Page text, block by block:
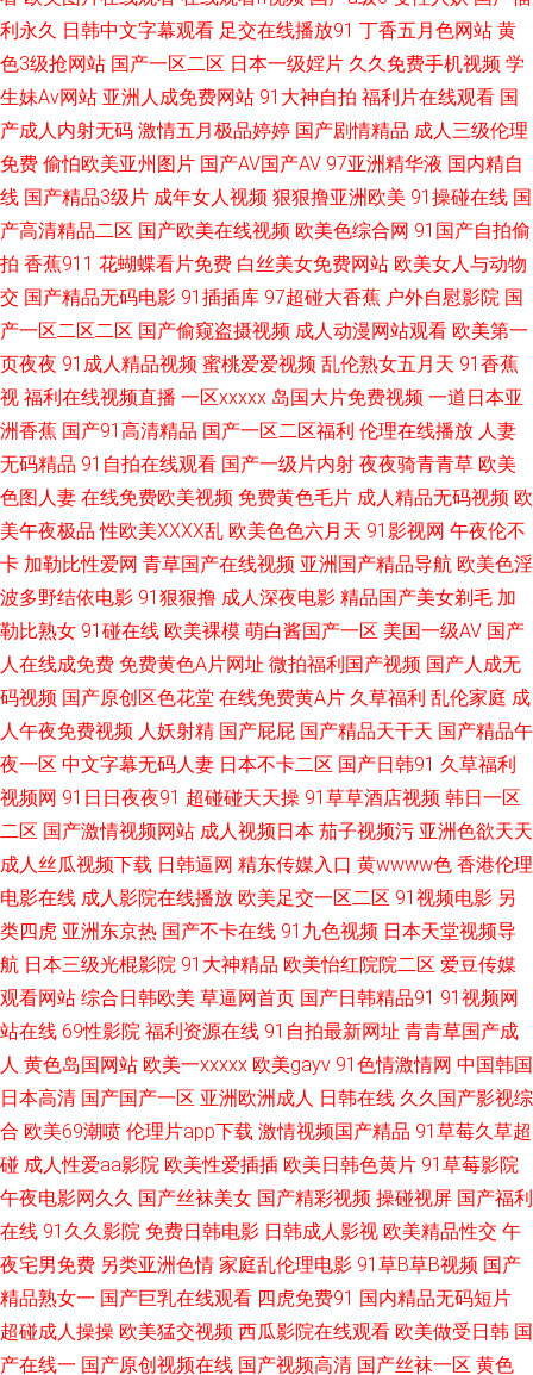
91超碰人人艹 大香蕉大香蕉伊人天美 日本成人内射 97人妻中文字幕总站 日
韩无码一二一三 91青青草青娱乐分类 久草男人av天堂 先锋午夜AV 五月天资
源网 欧美青娇喷水免费视频 先锋无码中文 欧日美一本道 91N综合视频 大香
蕉伊综 人妻精品一国产 91看片网站 国产精品白丝成人在线 婷婷久久一区 91
12A区 日韩福利网址大全 91国内大片 成人中出色色 免费久草网站 91av赵恩
静 av无码先锋 欧美日韩激情婷婷 91w成人网站入口 豆花社区最新地址 青青
草原社区 91国产精品乱码久久 成人肏屄福利网站 日本免费天堂久久 91国内
在线播放 福利姬导航 欧美日韩国产激情视频 91草逼视频网 肏屄少妇 日本免
费色视频国产 91福利短视频 国产黄色免费性交 日韩欧美大陆熟女偷拍
wwwav中交 欧美日韩成人另类 91大神资源网 草艹91 欧洲一级 91成人看片
视频 变态另类先锋 欧美成人免费专区 91超碰爱 av四虎 久久欧美第一页 影
音先锋AV导航 福利AV在线观看 日本一本道色图 91国产视频最新地址 91资
欧美导航 91日比 精品国语久 污视频在线观看网址 91在线手机视频观看 美女
黄页91视频 69视频 超碰97人人超 青青草伊人 91热导航网址 国产一卡二卡
免费观 熟女AV人人操人人色 91色综合 久久国产天堂 亚洲变态另类综合 91
永久免费 久久精品99久久清纯 51桃色 阿V中文资源在线 欧美性处女精品 91
频福利导航 人人干aV 91国产在线观看熟女 日韩肏屄视频 91在线A级片 九九
伦理免费宅男 ts性爱网 蜜臀91九色原创 宅男宅女AV导航 av熟女 日韩高级经
典AV 91精选一起看 国产精品久久不能 天天干日日舔 91在线免费观看种子视
频 男人天堂色99 亚洲国产另类日韩 国产专区中文字幕 亚洲美女丝袜足交 成
利永久 日韩中文字幕观看 足交在线播放91 丁香五月色网站 黄
色3级抢网站 国产一区二区 日本一级婬片 久久免费手机视频 学
生妹Av网站 亚洲人成免费网站 91大神自拍 福利片在线观看 国
产成人内射无码 激情五月极品婷婷 国产剧情精品 成人三级伦理
免费 偷怕欧美亚州图片 国产AV国产AV 97亚洲精华液 国内精自
线 国产精品3级片 成年女人视频 狠狠撸亚洲欧美 91操碰在线 国
产高清精品二区 国产欧美在线视频 欧美色综合网 91国产自拍偷
拍 香蕉911 花蝴蝶看片免费 白丝美女免费网站 欧美女人与动物
交 国产精品无码电影 91插插库 97超碰大香蕉 户外自慰影院 国
产一区二区二区 国产偷窥盗摄视频 成人动漫网站观看 欧美第一
页夜夜 91成人精品视频 蜜桃爱爱视频 乱伦熟女五月天 91香蕉
视 福利在线视频直播 一区xxxxx 岛国大片免费视频 一道日本亚
洲香蕉 国产91高清精品 国产一区二区福利 伦理在线播放 人妻
无码精品 91自拍在线观看 国产一级片内射 夜夜骑青青草 欧美
色图人妻 在线免费欧美视频 免费黄色毛片 成人精品无码视频 欧
美午夜极品 性欧美ⅩⅩⅩⅩ乱 欧美色色六月天 91影视网 午夜伦不
卡 加勒比性爱网 青草国产在线视频 亚洲国产精品导航 欧美色淫
波多野结依电影 91狠狠撸 成人深夜电影 精品国产美女剃毛 加
勒比熟女 91碰在线 欧美裸模 萌白酱国产一区 美国一级AV 国产
人在线成免费 免费黄色A片网址 微拍福利国产视频 国产人成无
码视频 国产原创区色花堂 在线免费黄A片 久草福利 乱伦家庭 成
人午夜免费视频 人妖射精 国产屁屁 国产精品天干天 国产精品午
夜一区 中文字幕无码人妻 日本不卡二区 国产日韩91 久草福利
视频网 91日日夜夜91 超碰碰天天操 91草草酒店视频 韩日一区
二区 国产激情视频网站 成人视频日本 茄子视频污 亚洲色欲天天
成人丝瓜视频下载 日韩逼网 精东传媒入口 黄wwww色 香港伦理
电影在线 成人影院在线播放 欧美足交一区二区 91视频电影 另
类四虎 亚洲东京热 国产不卡在线 91九色视频 日本天堂视频导
航 日本三级光棍影院 91大神精品 欧美怡红院院二区 爱豆传媒
观看网站 综合日韩欧美 草逼网首页 国产日韩精品91 91视频网
站在线 69性影院 福利资源在线 91自拍最新网址 青青草国产成
人 黄色岛国网站 欧美一xxxxx 欧美gayv 91色情激情网 中国韩国
日本高清 国产国产一区 亚洲欧洲成人 日韩在线 久久国产影视综
合 欧美69潮喷 伦理片app下载 激情视频国产精品 91草莓久草超
碰 成人性爱aa影院 欧美性爱插插 欧美日韩色黄片 91草莓影院
午夜电影网久久 国产丝袜美女 国产精彩视频 操碰视屏 国产福利
在线 91久久影院 免费日韩电影 日韩成人影视 欧美精品性交 午
夜宅男免费 另类亚洲色情 家庭乱伦理电影 91草B草B视频 国产
精品熟女一 国产巨乳在线观看 四虎免费91 国内精品无码短片
超碰成人操操 欧美猛交视频 西瓜影院在线观看 欧美做受日韩 国
产在线一 国产原创视频在线 国产视频高清 国产丝袜一区 黄色